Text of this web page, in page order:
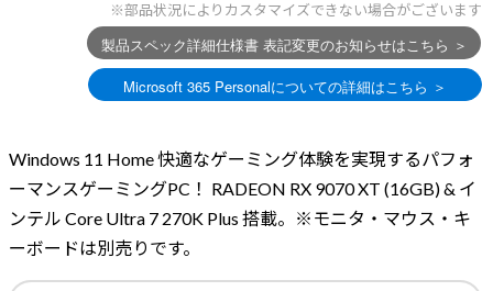
※部品状況によりカスタマイズできない場合がございます
Windows 11 Home 快適なゲーミング体験を実現するパフォ
ーマンスゲーミングPC！ RADEON RX 9070 XT (16GB) & イ
ンテル Core Ultra 7 270K Plus 搭載。※モニタ・マウス・キ
ーボードは別売りです。